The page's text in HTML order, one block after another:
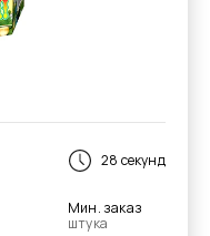
28 секунд
Мин. заказ
штука